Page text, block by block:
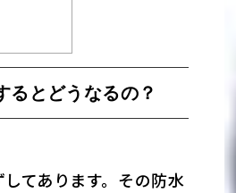
るとどうなるの？
てあります。その防水